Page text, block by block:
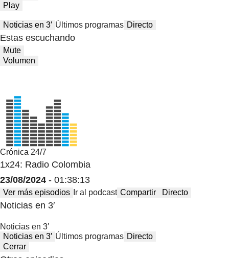
Play
Noticias en 3′ Últimos programas Directo
Estas escuchando
Mute
Volumen
Crónica 24/7
1x24: Radio Colombia
23/08/2024 - 01:38:13
Ver más episodios Ir al podcast Compartir Directo
Noticias en 3′
Noticias en 3′
Noticias en 3′ Últimos programas Directo
Cerrar